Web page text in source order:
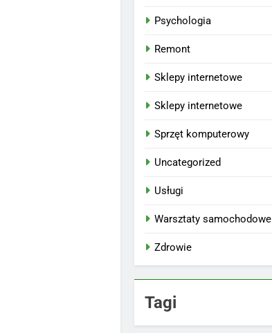
Psychologia
Remont
Sklepy internetowe
Sklepy internetowe
Sprzęt komputerowy
Uncategorized
Usługi
Warsztaty samochodowe
Zdrowie
Tagi